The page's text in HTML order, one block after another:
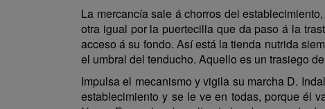
La mercancía sale á chorros del
otra igual por la puertecilla que da paso á la
acceso á su fondo. Así está la tienda nutrida
el umbral del tenducho. Aquello es un trasiego
Impulsa el mecanismo y vigila su marcha D.
establecimiento y se le ve en todas, porque él